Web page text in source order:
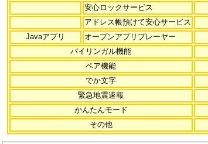
安心ロックサービス
アドレス帳預けて安心サービス
Javaアプリ
オープンアプリプレーヤー
バイリンガル機能
ペア機能
でか文字
緊急地震速報
かんたんモード
その他